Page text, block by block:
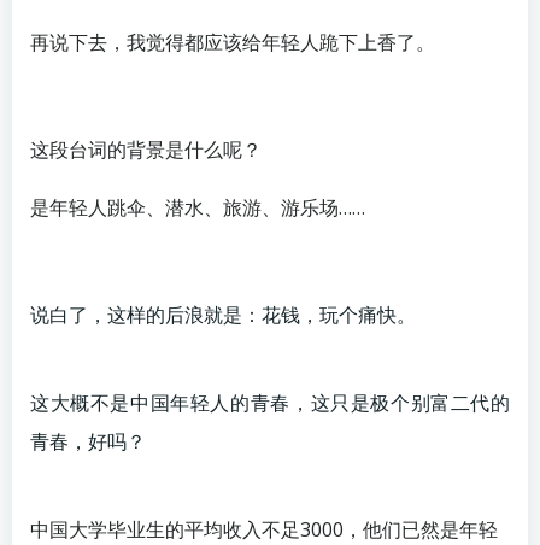
再说下去，我觉得都应该给年轻人跪下上香了。
这段台词的背景是什么呢？
是年轻人跳伞、潜水、旅游、游乐场……
说白了，这样的后浪就是：花钱，玩个痛快。
这大概不是中国年轻人的青春，这只是极个别富二代的
青春，好吗？
中国大学毕业生的平均收入不足3000，他们已然是年轻